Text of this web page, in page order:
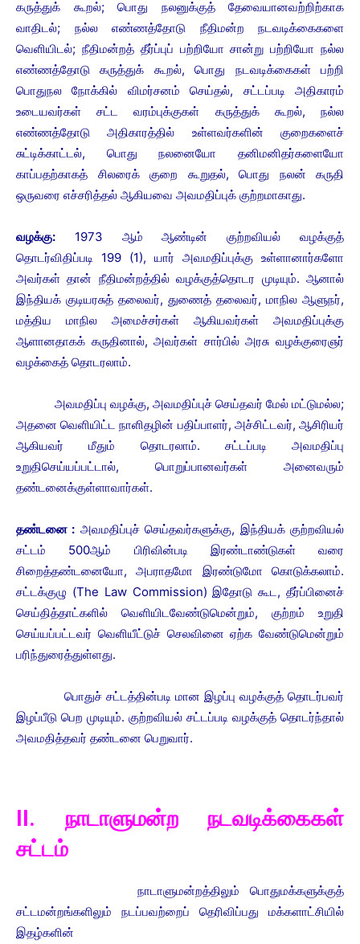
கருத்துக் கூறல்; பொது நலனுக்குத் தேவையானவற்றிற்காக
வாதிடல்; நல்ல எண்ணத்தோடு நீதிமன்ற நடவடிக்கைகளை
வெளியிடல்; நீதிமன்றத் தீர்ப்புப் பற்றியோ சான்று பற்றியோ நல்ல
எண்ணத்தோடு கருத்துக் கூறல், பொது நடவடிக்கைகள் பற்றி
பொதுநல நோக்கில் விமர்சனம் செய்தல், சட்டப்படி அதிகாரம்
உடையவர்கள் சட்ட வரம்புக்குகள் கருத்துக் கூறல், நல்ல
எண்ணத்தோடு அதிகாரத்தில் உள்ளவர்களின் குறைகளைச்
சுட்டிக்காட்டல், பொது நலனையோ தனிமனிதர்களையோ
காப்பதற்காகத் சிலரைக் குறை கூறுதல், பொது நலன் கருதி
ஒருவரை எச்சரித்தல் ஆகியவை அவமதிப்புக் குற்றமாகாது.
வழக்கு: 1973 ஆம் ஆண்டின் குற்றவியல் வழக்குத்
தொடர்விதிப்படி 199 (1), யார் அவமதிப்புக்கு உள்ளானார்களோ
அவர்கள் தான் நீதிமன்றத்தில் வழக்குத்தொடர முடியும். ஆனால்
இந்தியக் குடியரசுத் தலைவர், துணைத் தலைவர், மாநில ஆளுநர்,
மத்திய மாநில அமைச்சர்கள் ஆகியவர்கள் அவமதிப்புக்கு
ஆளானதாகக் கருதினால், அவர்கள் சார்பில் அரசு வழக்குரைஞர்
வழக்கைத் தொடரலாம்.
அவமதிப்பு வழக்கு, அவமதிப்புச் செய்தவர் மேல் மட்டுமல்ல;
அதனை வெளியிட்ட நாளிதழின் பதிப்பாளர், அச்சிட்டவர், ஆசிரியர்
ஆகியவர் மீதும் தொடரலாம். சட்டப்படி அவமதிப்பு
உறுதிசெய்யப்பட்டால், பொறுப்பானவர்கள் அனைவரும்
தண்டனைக்குள்ளாவார்கள்.
தண்டனை : அவமதிப்புச் செய்தவர்களுக்கு, இந்தியக் குற்றவியல்
சட்டம் 500ஆம் பிரிவின்படி இரண்டாண்டுகள் வரை
சிறைத்தண்டனையோ, அபராதமோ இரண்டுமோ கொடுக்கலாம்.
சட்டக்குழு (The Law Commission) இதோடு கூட, தீர்ப்பினைச்
செய்தித்தாட்களில் வெளியிடவேண்டுமென்றும், குற்றம் உறுதி
செய்யப்பட்டவர் வெளியீட்டுச் செலவினை ஏற்க வேண்டுமென்றும்
பரிந்துரைத்துள்ளது.
பொதுச் சட்டத்தின்படி மான இழப்பு வழக்குத் தொடர்பவர்
இழப்பீடு பெற முடியும். குற்றவியல் சட்டப்படி வழக்குத் தொடர்ந்தால்
அவமதித்தவர் தண்டனை பெறுவார்.
II. நாடாளுமன்ற நடவடிக்கைகள்
சட்டம்
நாடாளுமன்றத்திலும் பொதுமக்களுக்குத்
சட்டமன்றங்களிலும் நடப்பவற்றைப் தெரிவிப்பது மக்களாட்சியில்
இதழ்களின்